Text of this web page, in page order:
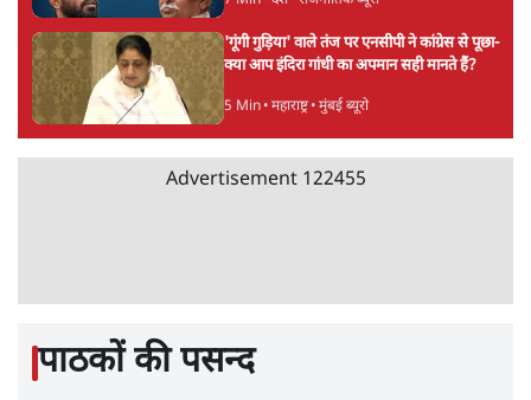
है, पर मोदी-शाह में बोलने की हिम्मत नहीं'- राहुल
Advertisement
शाह के ख़िलाफ़ संसद में विपक्ष का मार्च, 'गृह मंत्री
मुंह छुपा रहे हैं क्योंकि वो छात्रों के गुनहगार हैं'